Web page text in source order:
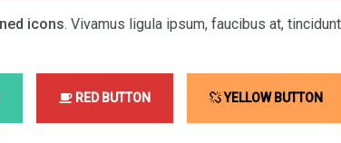
icons. Vivamus ligula ipsum, faucibus at,
RED BUTTON YELLOW BUTTON